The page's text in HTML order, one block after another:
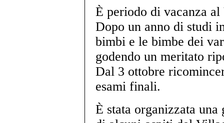
È periodo di vacanza
Dopo un anno di studi
bimbi e le bimbe dei
godendo un meritato
Dal 3 ottobre
esami finali.
È stata organizzata